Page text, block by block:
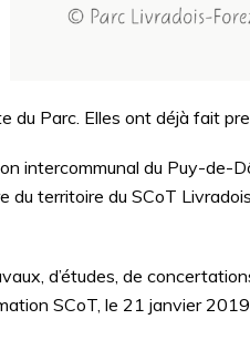
du Parc. Elles ont déjà fait
intercommunal du Puy-de-
du territoire du SCoT
d’études, de
SCoT, le 21 janvier